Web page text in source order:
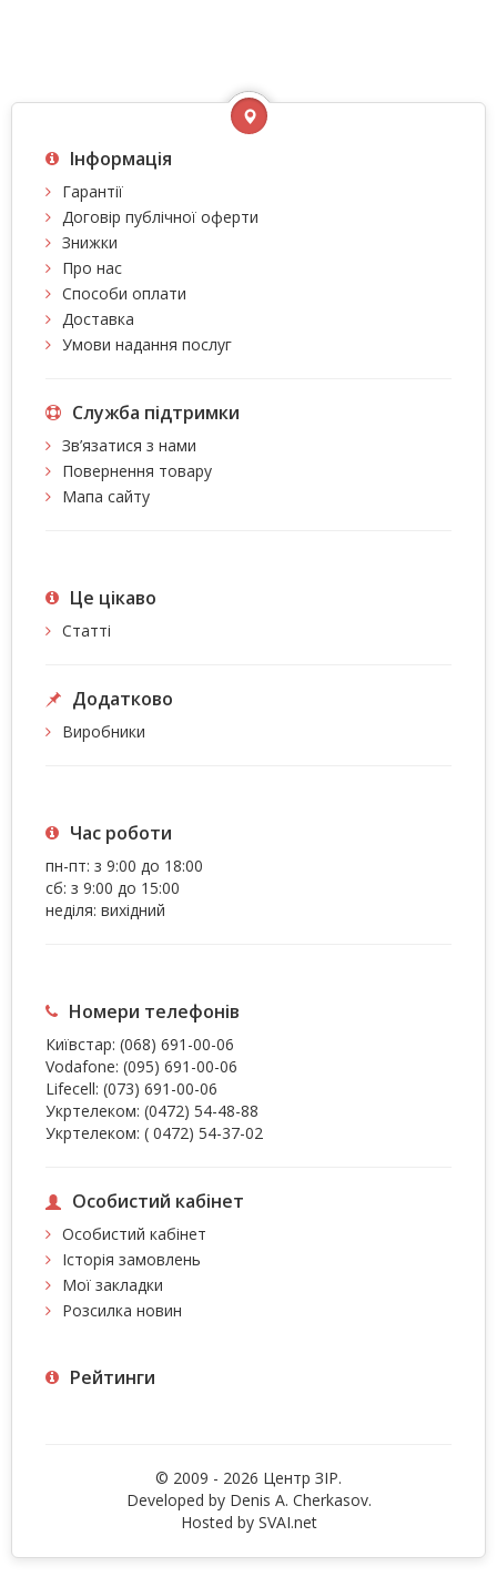
Інформація
Гарантії
Договір публічної оферти
Знижки
Про нас
Способи оплати
Доставка
Умови надання послуг
Служба підтримки
Зв’язатися з нами
Повернення товару
Мапа сайту
Це цiкаво
Статті
Додатково
Виробники
Час роботи
пн-пт: з 9:00 до 18:00
сб: з 9:00 до 15:00
неділя: вихідний
Номери телефонів
Київстар: (068) 691-00-06
Vodafone: (095) 691-00-06
Lifecell: (073) 691-00-06
Укртелеком: (0472) 54-48-88
Укртелеком: ( 0472) 54-37-02
Особистий кабінет
Особистий кабінет
Історія замовлень
Мої закладки
Розсилка новин
Рейтинги
© 2009 - 2026 Центр ЗIР.
Developed by Denis A. Cherkasov.
Hosted by SVAI.net